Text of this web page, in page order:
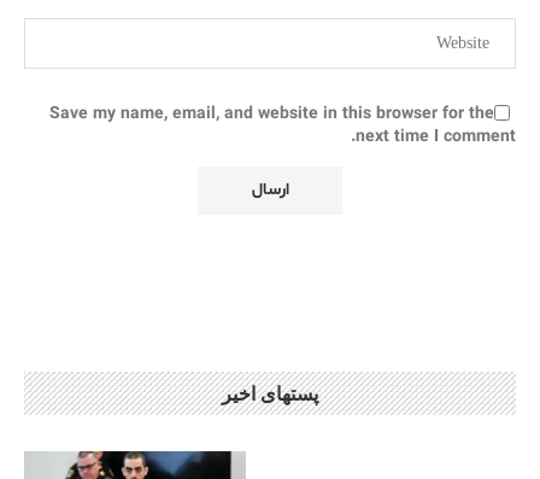
Save my name, email, and website in this browser for the
next time I comment.
پستهای اخیر